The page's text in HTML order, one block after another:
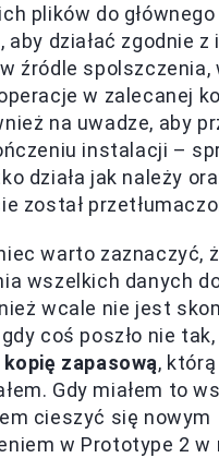
plików do
aby działać zgodnie
źródle spolszczenia,
w zalecanej
na uwadze, aby
instalacji –
działa jak należy
został
warto zaznaczyć,
wszelkich danych
wcale nie jest
coś poszło nie
kopię zapasową,
Gdy miałem to
cieszyć się nowym
w Prototype 2 w